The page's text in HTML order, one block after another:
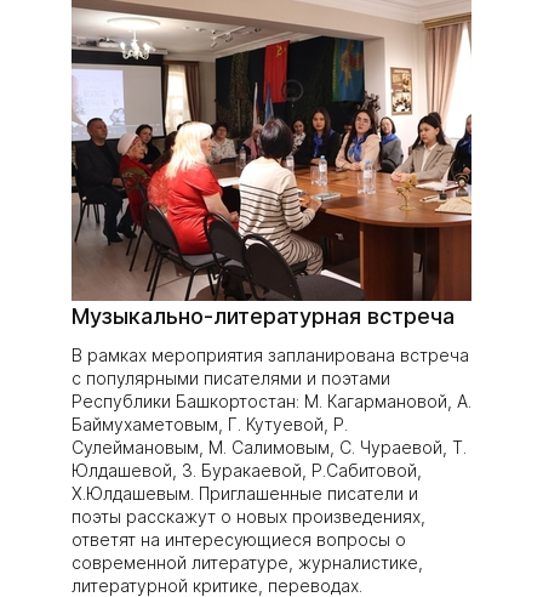
Музыкально-литературная встреча
В рамках мероприятия запланирована встреча
с популярными писателями и поэтами
Республики Башкортостан: М. Кагармановой, А.
Баймухаметовым, Г. Кутуевой, Р.
Сулеймановым, М. Салимовым, С. Чураевой, Т.
Юлдашевой, З. Буракаевой, Р.Сабитовой,
Х.Юлдашевым. Приглашенные писатели и
поэты расскажут о новых произведениях,
ответят на интересующиеся вопросы о
современной литературе, журналистике,
литературной критике, переводах.